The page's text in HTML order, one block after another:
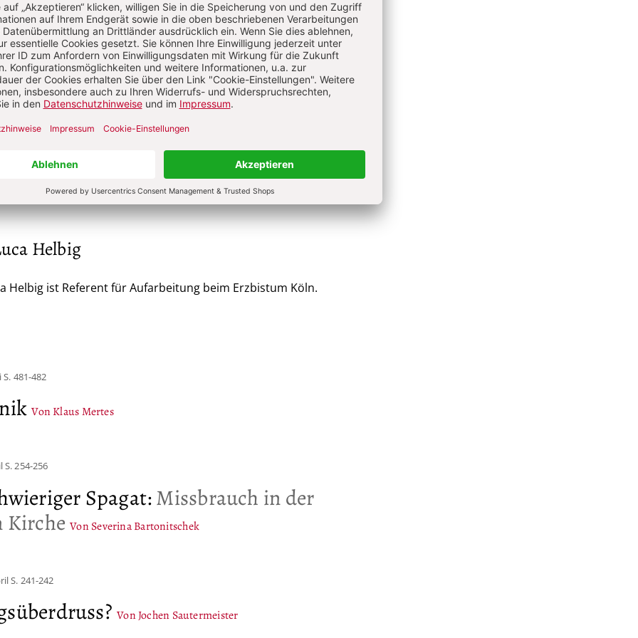
Im Abo Im Digital-Abo
Abo testen
Sie haben ein Abonnement?Anmelden
Helbig
Helbig ist Referent für Aufarbeitung beim Erzbistum Köln.
S. 481-482
Von Klaus Mertes
S. 254-256
Spagat:Missbrauch in der
Kirche Von Severina Bartonitschek
S. 241-242
Von Jochen Sautermeister